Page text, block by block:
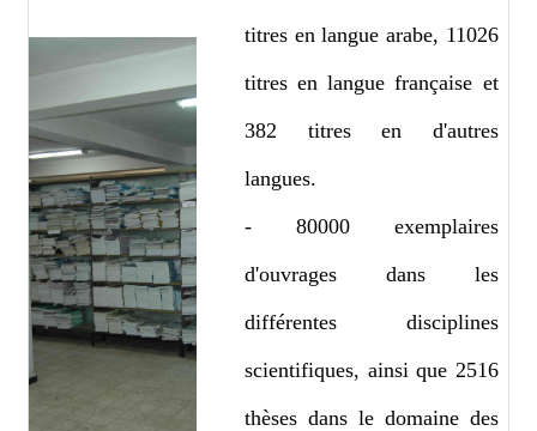
titres en langue arabe, 11026
titres en langue française et
382 titres en d'autres
langues.
- 80000 exemplaires
d'ouvrages dans les
différentes disciplines
scientifiques, ainsi que 2516
thèses dans le domaine des